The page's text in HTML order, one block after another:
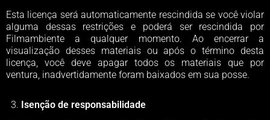
Esta licença será automaticamente rescindida se você violar
alguma dessas restrições e poderá ser rescindida por
Filmambiente a qualquer momento. Ao encerrar a
visualização desses materiais ou após o término desta
licença, você deve apagar todos os materiais que por
ventura, inadvertidamente foram baixados em sua posse.
Isenção de responsabilidade